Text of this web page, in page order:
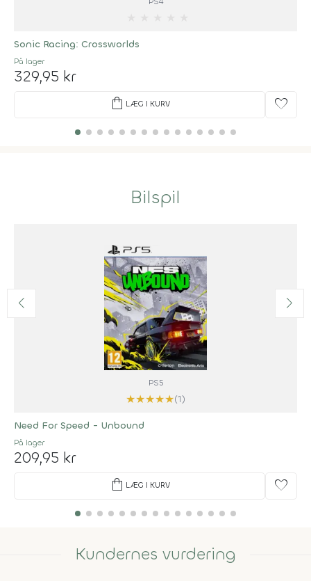
Sonic Racing: Crossworlds
På lager
329,95 kr
shopping_bag LÆG I KURV favorite
Bilspil
PS5
★★★★★(1)
Need For Speed - Unbound
På lager
209,95 kr
shopping_bag LÆG I KURV favorite
Kundernes vurdering